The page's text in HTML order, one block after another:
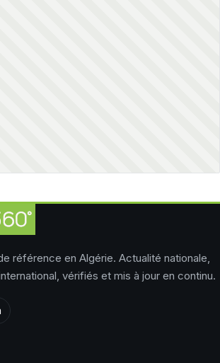
référence en Algérie. Actualité nationale,
vérifiés et mis à jour en continu.